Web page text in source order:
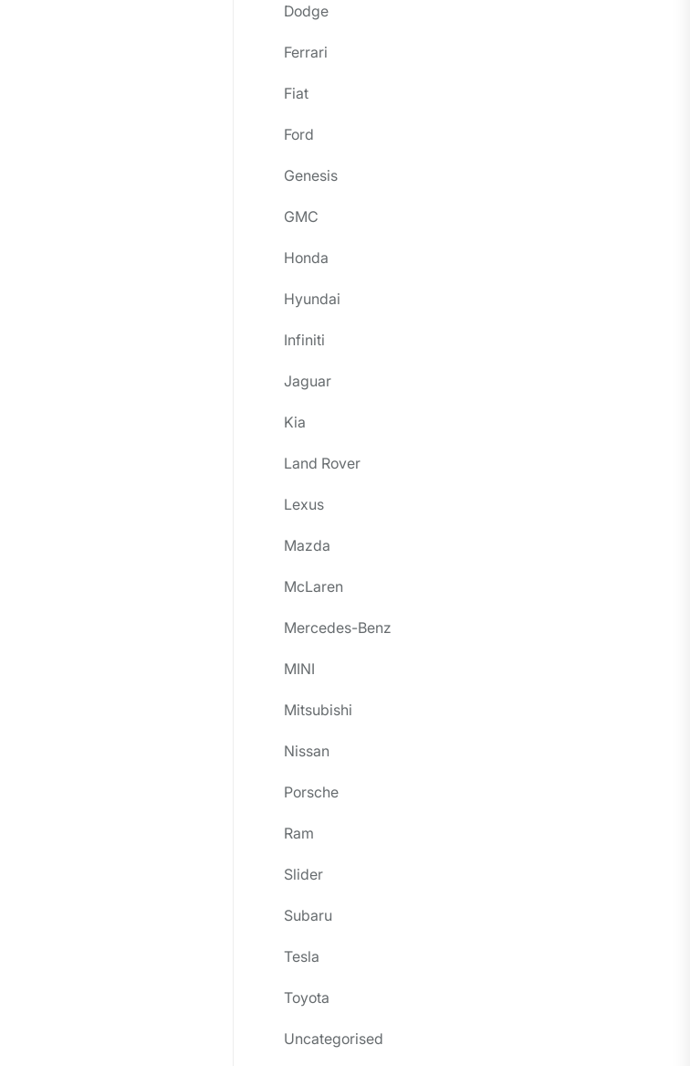
Dodge
Ferrari
Fiat
Ford
Genesis
GMC
Honda
Hyundai
Infiniti
Jaguar
Kia
Land Rover
Lexus
Mazda
McLaren
Mercedes-Benz
MINI
Mitsubishi
Nissan
Porsche
Ram
Slider
Subaru
Tesla
Toyota
Uncategorised